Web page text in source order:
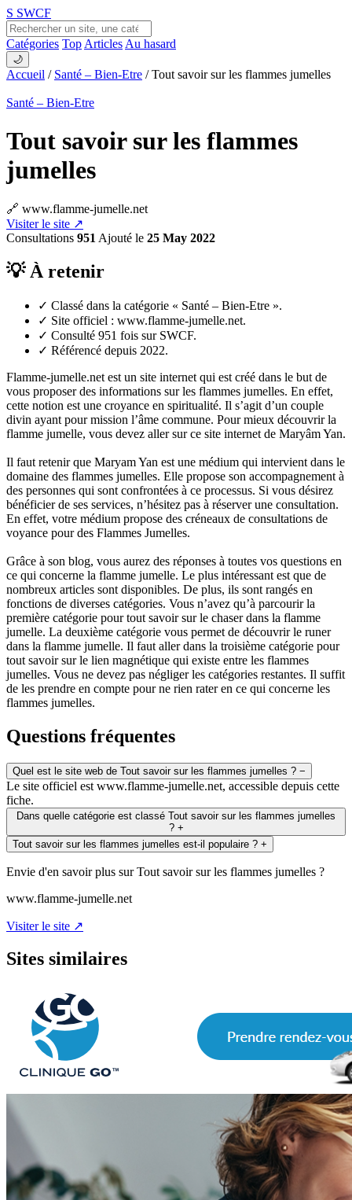
S SWCF
Catégories Top Articles Au hasard
🌙
Accueil / Santé – Bien-Etre /Tout savoir sur les flammes jumelles
Santé – Bien-Etre
Tout savoir sur les flammes
jumelles
🔗 www.flamme-jumelle.net
Visiter le site ↗
Consultations 951 Ajouté le 25 May 2022
💡 À retenir
✓ Classé dans la catégorie « Santé – Bien-Etre ».
✓ Site officiel : www.flamme-jumelle.net.
✓ Consulté 951 fois sur SWCF.
✓ Référencé depuis 2022.
Flamme-jumelle.net est un site internet qui est créé dans le but de
vous proposer des informations sur les flammes jumelles. En effet,
cette notion est une croyance en spiritualité. Il s’agit d’un couple
divin ayant pour mission l’âme commune. Pour mieux découvrir la
flamme jumelle, vous devez aller sur ce site internet de Maryâm Yan.
Il faut retenir que Maryam Yan est une médium qui intervient dans le
domaine des flammes jumelles. Elle propose son accompagnement à
des personnes qui sont confrontées à ce processus. Si vous désirez
bénéficier de ses services, n’hésitez pas à réserver une consultation.
En effet, votre médium propose des créneaux de consultations de
voyance pour des Flammes Jumelles.
Grâce à son blog, vous aurez des réponses à toutes vos questions en
ce qui concerne la flamme jumelle. Le plus intéressant est que de
nombreux articles sont disponibles. De plus, ils sont rangés en
fonctions de diverses catégories. Vous n’avez qu’à parcourir la
première catégorie pour tout savoir sur le chaser dans la flamme
jumelle. La deuxième catégorie vous permet de découvrir le runer
dans la flamme jumelle. Il faut aller dans la troisième catégorie pour
tout savoir sur le lien magnétique qui existe entre les flammes
jumelles. Vous ne devez pas négliger les catégories restantes. Il suffit
de les prendre en compte pour ne rien rater en ce qui concerne les
flammes jumelles.
Questions fréquentes
Quel est le site web de Tout savoir sur les flammes jumelles ? −
Le site officiel est www.flamme-jumelle.net, accessible depuis cette
fiche.
Dans quelle catégorie est classé Tout savoir sur les flammes jumelles
? +
Tout savoir sur les flammes jumelles est-il populaire ? +
Envie d'en savoir plus sur Tout savoir sur les flammes jumelles ?
www.flamme-jumelle.net
Visiter le site ↗
Sites similaires